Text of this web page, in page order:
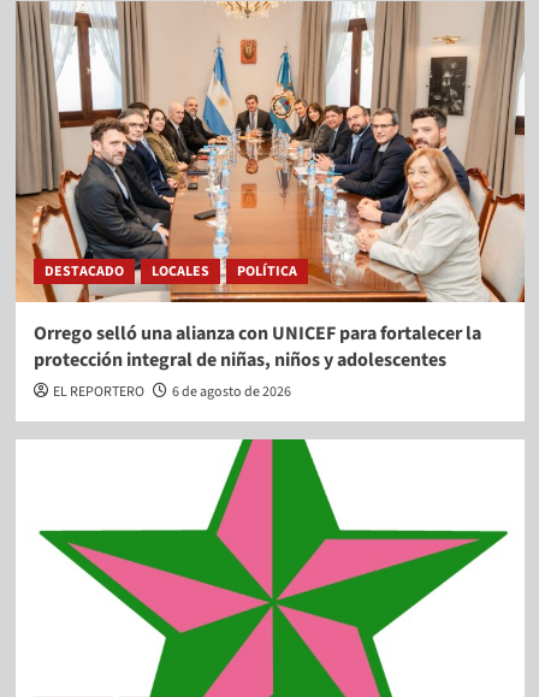
DESTACADO LOCALES POLÍTICA
Orrego selló una alianza con UNICEF para fortalecer la
protección integral de niñas, niños y adolescentes
EL REPORTERO 6 de agosto de 2026